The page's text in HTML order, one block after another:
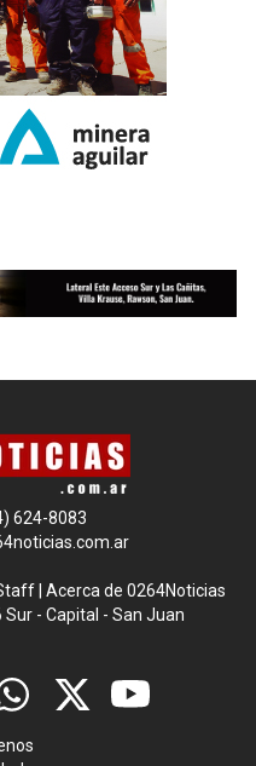
624-8083
|Acerca de 0264Noticias
- Capital - San Juan